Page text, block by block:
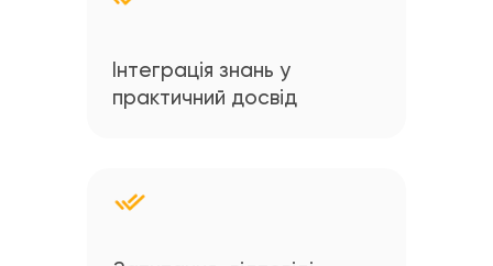
Інтеграція знань у
практичний досвід